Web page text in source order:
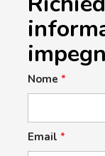
Nome *
Email *